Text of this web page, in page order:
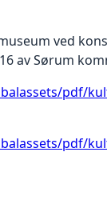
ved
av Sørum
pdf/
pdf/